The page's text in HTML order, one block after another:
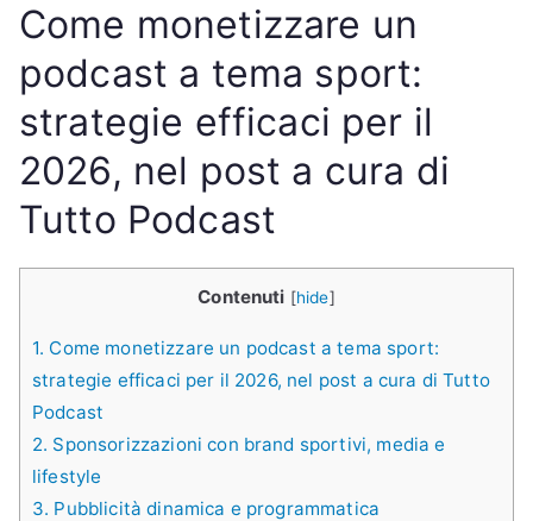
Come monetizzare un
podcast a tema sport:
strategie efficaci per il
2026, nel post a cura di
Tutto Podcast
Contenuti [hide]
1. Come monetizzare un podcast a tema sport:
strategie efficaci per il 2026, nel post a cura di Tutto
Podcast
2. Sponsorizzazioni con brand sportivi, media e
lifestyle
3. Pubblicità dinamica e programmatica